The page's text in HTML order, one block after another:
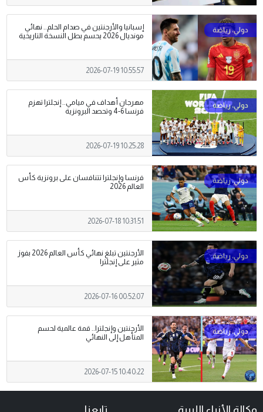
إسبانيا والأرجنتين في صدام الحلم.. نهائي
مونديال 2026 يحسم بطل النسخة التاريخية
2026-07-19 10:55:57
مهرجان أهداف في ميامي.. إنجلترا تهزم
فرنسا 6-4 وتحصد البرونزية
2026-07-19 10:25:28
فرنسا وإنجلترا تتنافسان على برونزية كأس
العالم 2026
2026-07-18 10:31:51
الأرجنتين تبلغ نهائي كأس العالم 2026 بفوز
مثير على إنجلترا
2026-07-16 00:52:07
الأرجنتين وإنجلترا.. قمة عالمية لحسم
المتأهل إلى النهائي
2026-07-15 10:40:22